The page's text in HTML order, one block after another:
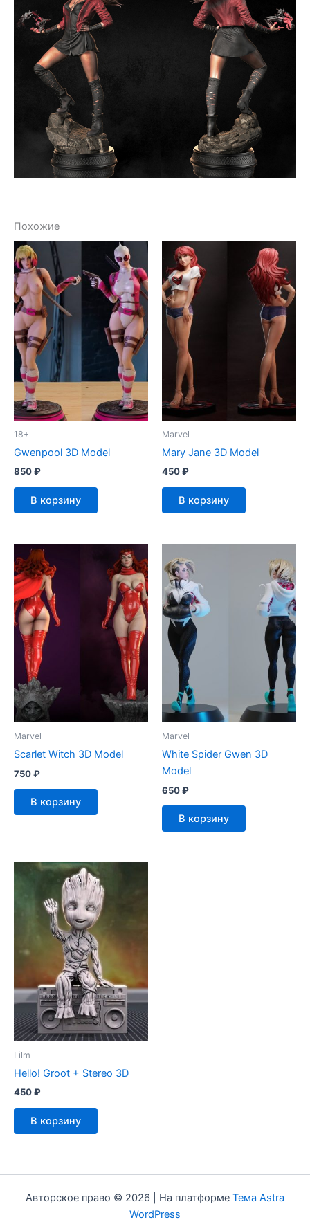
Похожие
18+
Gwenpool 3D Model
850₽
В корзину
Marvel
Mary Jane 3D Model
450₽
В корзину
Marvel
Scarlet Witch 3D Model
750₽
В корзину
Marvel
White Spider Gwen 3D
Model
650₽
В корзину
Film
Hello! Groot + Stereo 3D
450₽
В корзину
Авторское право © 2026 | На платформе Тема Astra
WordPress